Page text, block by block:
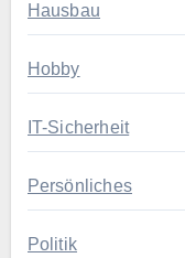
Hausbau
Hobby
IT-Sicherheit
Persönliches
Politik